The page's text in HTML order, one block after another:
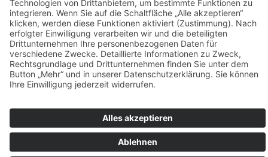
©2026 TV VIDEO HIFI Zern
Datenschutz Impressum